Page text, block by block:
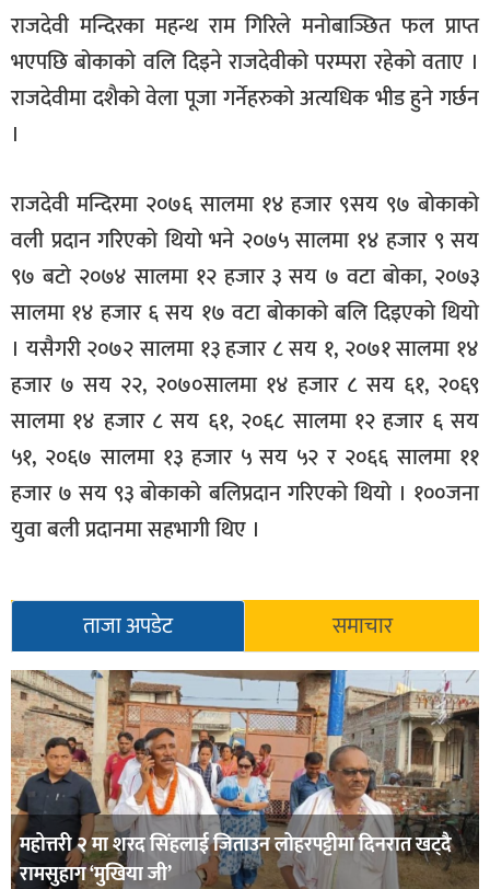
राजदेवी मन्दिरका महन्थ राम गिरिले मनोबाञ्छित फल प्राप्त
भएपछि बोकाको वलि दिइने राजदेवीको परम्परा रहेको वताए ।
राजदेवीमा दशैको वेला पूजा गर्नेहरुको अत्यधिक भीड हुने गर्छन
।
राजदेवी मन्दिरमा २०७६ सालमा १४ हजार ९सय ९७ बोकाको
वली प्रदान गरिएको थियो भने २०७५ सालमा १४ हजार ९ सय
९७ बटो २०७४ सालमा १२ हजार ३ सय ७ वटा बोका, २०७३
सालमा १४ हजार ६ सय १७ वटा बोकाको बलि दिइएको थियो
। यसैगरी २०७२ सालमा १३ हजार ८ सय १, २०७१ सालमा १४
हजार ७ सय २२, २०७०सालमा १४ हजार ८ सय ६१, २०६९
सालमा १४ हजार ८ सय ६१, २०६८ सालमा १२ हजार ६ सय
५१, २०६७ सालमा १३ हजार ५ सय ५२ र २०६६ सालमा ११
हजार ७ सय ९३ बोकाको बलिप्रदान गरिएको थियो । १००जना
युवा बली प्रदानमा सहभागी थिए ।
ताजा अपडेट समाचार
महोत्तरी २ मा शरद सिंहलाई जिताउन लोहरपट्टीमा दिनरात खट्दै
रामसुहाग ‘मुखिया जी’